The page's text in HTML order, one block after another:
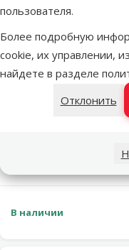
пользователя.
Более подробную
cookie, их управлении,
найдете в разделе
Отклонить
12,99 €
В наличии